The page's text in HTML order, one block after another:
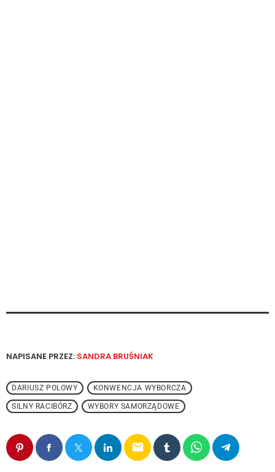
NAPISANE PRZEZ: SANDRA BRUŚNIAK
DARIUSZ POLOWY KONWENCJA WYBORCZA
SILNY RACIBÓRZ WYBORY SAMORZĄDOWE
email